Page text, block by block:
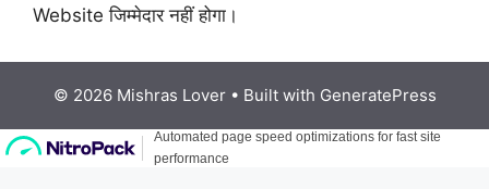
Website जिम्मेदार नहीं होगा।
© 2026 Mishras Lover• Built with GeneratePress